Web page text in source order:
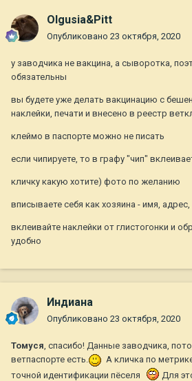
И, кстати, если дважды прививали
должна быть такая же, или можно
Извините, что так много вопросов.
Olgusia&Pitt
Опубликовано 23 октября, 2020
у заводчика не вакцина, а сыворотка,
обязательны
вы будете уже делать вакцинацию с
наклейки, печати и внесено в реестр
клеймо в паспорте можно не писать
если чипируете, то в графу "чип"
кличку какую хотите) фото по желанию
вписываете себя как хозяина - имя,
вклеивайте наклейки от глистогонки и
удобно
Индиана
Опубликовано 23 октября, 2020
Томуся, спасибо! Данные заводчика,
ветпаспорте есть.
А кличка по
точной идентификации пёселя
Для